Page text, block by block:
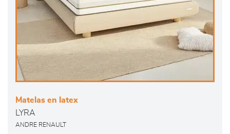
Matelas en latex
LYRA
ANDRE RENAULT